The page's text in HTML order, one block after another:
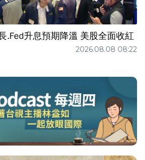
.Fed升息預期降溫 美股全面收紅
2026.08.08 08:22